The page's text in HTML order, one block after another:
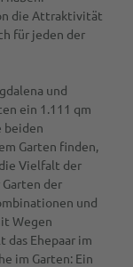
die Attraktivität
für jeden der
und
ein 1.111 qm
beiden
Garten finden,
Vielfalt der
der
und
Wegen
das Ehepaar im
im Garten: Ein